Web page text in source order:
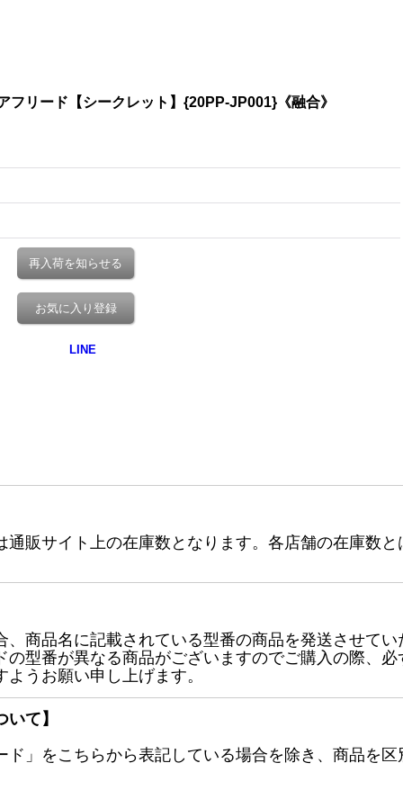
フリード【シークレット】{20PP-JP001}《融合》
再入荷を知らせる
お気に入り登録
販サイト上の在庫数となります。各店舗の在庫数と
商品名に記載されている型番の商品を発送させてい
型番が異なる商品がございますのでご購入の際、必
うお願い申し上げます。
て】
」をこちらから表記している場合を除き、商品を区